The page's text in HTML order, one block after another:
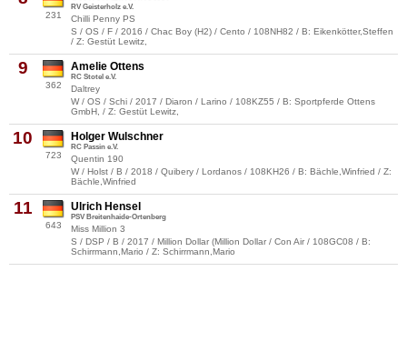
231
RV Geisterholz e.V.
Chilli Penny PS
S / OS / F / 2016 / Chac Boy (H2) / Cento / 108NH82 / B: Eikenkötter,Steffen
/ Z: Gestüt Lewitz,
9
362
Amelie Ottens
RC Stotel e.V.
Daltrey
W / OS / Schi / 2017 / Diaron / Larino / 108KZ55 / B: Sportpferde Ottens
GmbH, / Z: Gestüt Lewitz,
10
723
Holger Wulschner
RC Passin e.V.
Quentin 190
W / Holst / B / 2018 / Quibery / Lordanos / 108KH26 / B: Bächle,Winfried / Z:
Bächle,Winfried
11
643
Ulrich Hensel
PSV Breitenhaide-Ortenberg
Miss Million 3
S / DSP / B / 2017 / Million Dollar (Million Dollar / Con Air / 108GC08 / B:
Schirrmann,Mario / Z: Schirrmann,Mario